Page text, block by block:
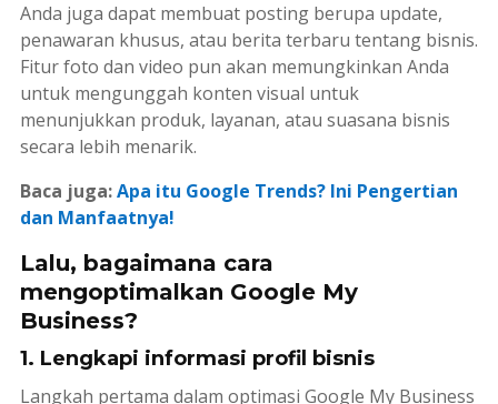
Anda juga dapat membuat postingberupa update,
penawaran khusus, atau berita terbaru tentang bisnis.
Fitur foto dan video pun akan memungkinkan Anda
untuk mengunggah konten visual untuk
menunjukkan produk, layanan, atau suasana bisnis
secara lebih menarik.
Baca juga:Apa itu Google Trends? Ini Pengertian
dan Manfaatnya!
Lalu, bagaimana cara
mengoptimalkan Google My
Business?
1. Lengkapi informasi profil bisnis
Langkah pertama dalam optimasi Google My Business